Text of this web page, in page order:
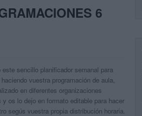
6
este sencillo planificador semanal para
vuestra programación de aula,
en diferentes organizaciones
y os lo dejo en formato editable para hacer
segús vuestra propia distribución horaria.